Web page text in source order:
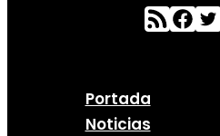
Portada
Noticias